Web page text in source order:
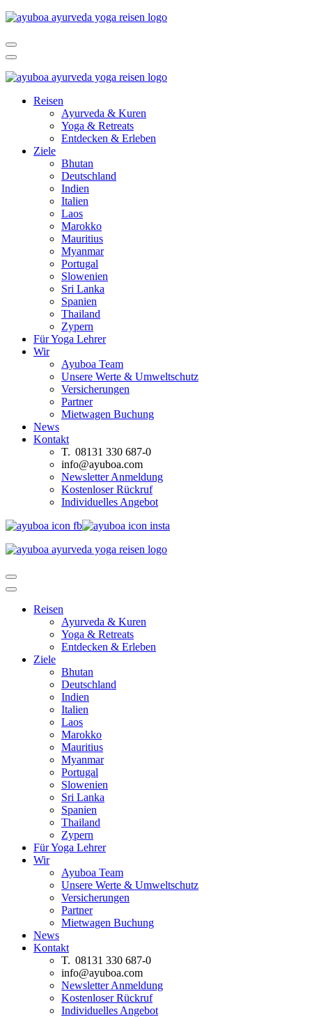
Reisen
Ayurveda & Kuren
Yoga & Retreats
Entdecken & Erleben
Ziele
Bhutan
Deutschland
Indien
Italien
Laos
Marokko
Mauritius
Myanmar
Portugal
Slowenien
Sri Lanka
Spanien
Thailand
Zypern
Für Yoga Lehrer
Wir
Ayuboa Team
Unsere Werte & Umweltschutz
Versicherungen
Partner
Mietwagen Buchung
News
Kontakt
T. 08131 330 687-0
info@ayuboa.com
Newsletter Anmeldung
Kostenloser Rückruf
Individuelles Angebot
Reisen
Ayurveda & Kuren
Yoga & Retreats
Entdecken & Erleben
Ziele
Bhutan
Deutschland
Indien
Italien
Laos
Marokko
Mauritius
Myanmar
Portugal
Slowenien
Sri Lanka
Spanien
Thailand
Zypern
Für Yoga Lehrer
Wir
Ayuboa Team
Unsere Werte & Umweltschutz
Versicherungen
Partner
Mietwagen Buchung
News
Kontakt
T. 08131 330 687-0
info@ayuboa.com
Newsletter Anmeldung
Kostenloser Rückruf
Individuelles Angebot